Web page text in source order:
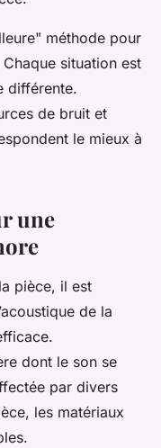
méthode pour
situation est
différente.
de bruit et
le mieux à
une
pièce, il est
de la
dont le son se
par divers
les matériaux